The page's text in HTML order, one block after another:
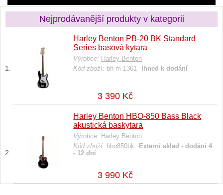
Nejprodávanější produkty v kategorii
Harley Benton PB-20 BK Standard
Series basová kytara
Výrobce: Harley Benton
Kód zboží: bh-m-1361 Ihned k dodání
3 390 Kč
Harley Benton HBO-850 Bass Black
akustická baskytara
Výrobce: Harley Benton
Kód zboží: hbo850bk
Externí sklad - dodání 4
- 12 dní
3 990 Kč